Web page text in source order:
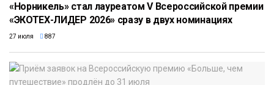
«Норникель» стал лауреатом V Всероссийской премии
«ЭКОТЕХ-ЛИДЕР 2026» сразу в двух номинациях
27 июля 887